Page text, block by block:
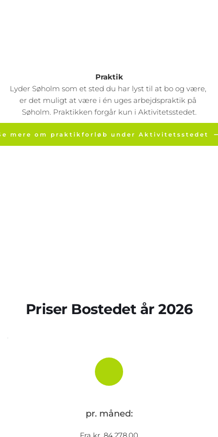
Praktik
er det muligt at være i én uges arbejdspraktik på
Søholm. Praktikken forgår kun i Aktivitetsstedet.
mere om praktikforløb under Aktivitetsstedet
Priser Bostedet år 2026
pr. måned:
Fra kr. 84.278,00